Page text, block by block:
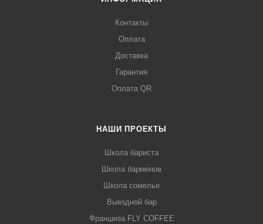
Контакты
Оплата
Доставка
Гарантия
Оплата QR
НАШИ ПРОЕКТЫ
Школа бариста
Школа барменов
Школа сомелье
Выездной бар
Франшиза FLY COFFEE